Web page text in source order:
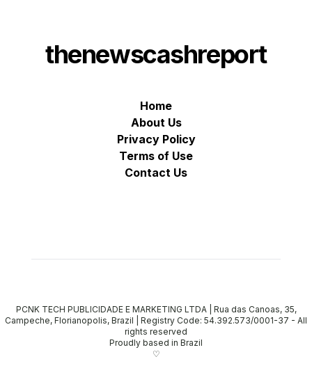
thenewscashreport
Home
About Us
Privacy Policy
Terms of Use
Contact Us
PCNK TECH PUBLICIDADE E MARKETING LTDA | Rua das Canoas, 35,
Campeche, Florianopolis, Brazil | Registry Code: 54.392.573/0001-37 - All
rights reserved
Proudly based in Brazil
♡